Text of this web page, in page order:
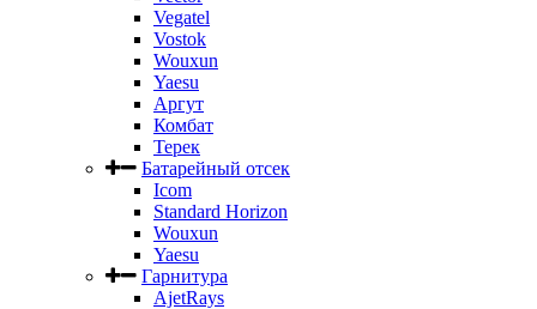
Vegatel
Vostok
Wouxun
Yaesu
Аргут
Комбат
Терек
Батарейный отсек
Icom
Standard Horizon
Wouxun
Yaesu
Гарнитура
AjetRays